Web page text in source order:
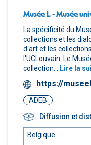
Musée L - Musée
La spécificité du
collections et les
d'art et les
l'UCLouvain. Le
collection...
Lire la
https://
ADEB
Diffusion et
Belgique